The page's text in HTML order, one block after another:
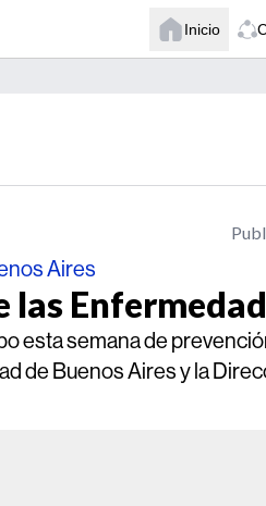
Inicio
Aires
las
esta semana de
de Buenos Aires y la